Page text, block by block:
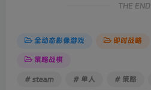
THE END
全动态影像游戏 即时战略
策略战棋
# steam # 单人 # 策略